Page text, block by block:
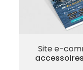
Site e-